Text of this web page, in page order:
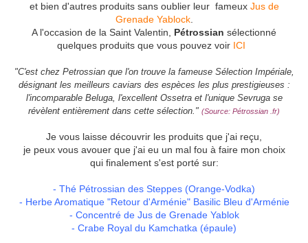
et bien d'autres produits sans oublier leur fameux Jus de
Grenade Yablock.
A l'occasion de la Saint Valentin, Pétrossian sélectionné
quelques produits que vous pouvez voir ICI
"C'est chez Petrossian que l'on trouve la fameuse Sélection Impériale,
désignant les meilleurs caviars des espèces les plus prestigieuses :
l'incomparable Beluga, l'excellent Ossetra et l'unique Sevruga se
révèlent entièrement dans cette sélection." (Source: Pétrossian .fr)
Je vous laisse découvrir les produits que j'ai reçu,
je peux vous avouer que j'ai eu un mal fou à faire mon choix
qui finalement s'est porté sur:
- Thé Pétrossian des Steppes (Orange-Vodka)
- Herbe Aromatique "Retour d'Arménie" Basilic Bleu d'Arménie
- Concentré de Jus de Grenade Yablok
- Crabe Royal du Kamchatka (épaule)